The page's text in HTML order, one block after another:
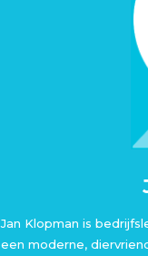
Jan Klopman is
een moderne,